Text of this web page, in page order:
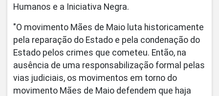
Humanos e a Iniciativa Negra.
"O movimento Mães de Maio luta historicamente
pela reparação do Estado e pela condenação do
Estado pelos crimes que cometeu. Então, na
ausência de uma responsabilização formal pelas
vias judiciais, os movimentos em torno do
movimento Mães de Maio defendem que haja